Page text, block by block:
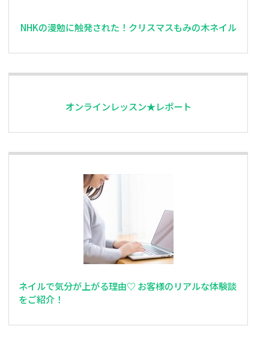
NHKの漫勉に触発された！クリスマスもみの木ネイル
オンラインレッスン★レポート
ネイルで気分が上がる理由♡ お客様のリアルな体験談
をご紹介！